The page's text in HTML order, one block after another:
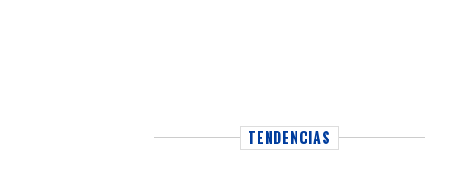
TENDENCIAS